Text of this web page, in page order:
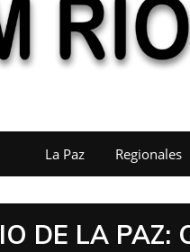
La Paz Regionales
DE LA PAZ: